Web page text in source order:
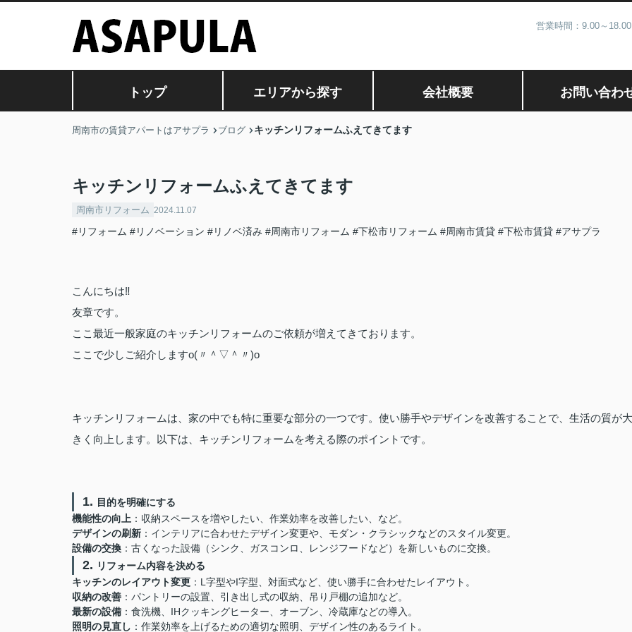
営業時間：9.00～
トップ エリアから探す 会社概要 お問い合わ
周南市の賃貸アパートはアサプラ ブログ キッチンリフォームふえてきてます
キッチンリフォームふえてきてます
周南市リフォーム 2024.11.07
#リフォーム #リノベーション #リノベ済み #周南市リフォーム #下松市リフォーム #周南市賃貸 #下松市賃貸 #アサプラ
こんにちは‼
友章です。
ここ最近一般家庭のキッチンリフォームのご依頼が増えてきております。
ここで少しご紹介しますo(〃＾▽＾〃)o
キッチンリフォームは、家の中でも特に重要な部分の一つです。使い勝手やデザインを改善することで、生活の質が大
きく向上します。以下は、キッチンリフォームを考える際のポイントです。
1. 目的を明確にする
機能性の向上 ：収納スペースを増やしたい、作業効率を改善したい、など。
デザインの刷新 ：インテリアに合わせたデザイン変更や、モダン・クラシックなどのスタイル変更。
設備の交換 ：古くなった設備（シンク、ガスコンロ、レンジフードなど）を新しいものに交換。
2. リフォーム内容を決める
キッチンのレイアウト変更 ：L字型やI字型、対面式など、使い勝手に合わせたレイアウト。
収納の改善 ：パントリーの設置、引き出し式の収納、吊り戸棚の追加など。
最新の設備 ：食洗機、IHクッキングヒーター、オーブン、冷蔵庫などの導入。
照明の見直し ：作業効率を上げるための適切な照明、デザイン性のあるライト。